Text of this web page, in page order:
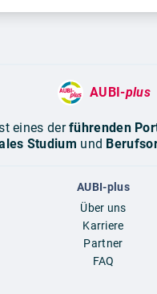
AUBI-plus
eines derführenden
Studium und
AUBI-plus
Über uns
Karriere
Partner
FAQ